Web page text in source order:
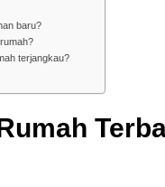
baru?
terjangkau?